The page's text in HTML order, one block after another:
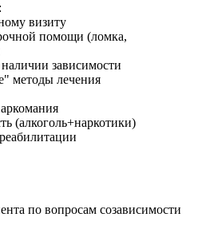
визиту
помощи (ломка,
зависимости
методы лечения
(алкоголь+наркотики)
по вопросам созависимости